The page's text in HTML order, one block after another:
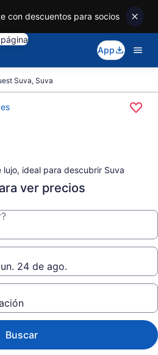
con descuentos para socios
App
Suva, Suva
ideal para descubrir Suva
ver precios
24 de ago.
Buscar